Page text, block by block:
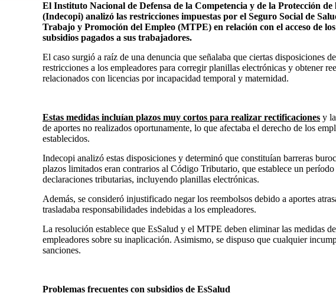
El Instituto Nacional de Defensa de la Competencia y de la Protección
(Indecopi) analizó las restricciones impuestas por el Seguro Social de
Trabajo y Promoción del Empleo (MTPE) en relación con el acceso de los
subsidios pagados a sus trabajadores.
El caso surgió a raíz de una denuncia que señalaba que ciertas disposiciones
restricciones a los empleadores para corregir planillas electrónicas y obtener
relacionados con licencias por incapacidad temporal y maternidad.
Estas medidas incluían plazos muy cortos para realizar rectificaciones y
de aportes no realizados oportunamente, lo que afectaba el derecho de los
establecidos.
Indecopi analizó estas disposiciones y determinó que constituían barreras
plazos limitados eran contrarios al Código Tributario, que establece un
declaraciones tributarias, incluyendo planillas electrónicas.
Además, se consideró injustificado negar los reembolsos debido a aportes
trasladaba responsabilidades indebidas a los empleadores.
La resolución establece que EsSalud y el MTPE deben eliminar las medidas
empleadores sobre su inaplicación. Asimismo, se dispuso que cualquier
sanciones.
Problemas frecuentes con subsidios de EsSalud